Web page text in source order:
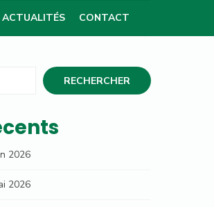
ACTUALITÉS CONTACT
RECHERCHER
2026
2026